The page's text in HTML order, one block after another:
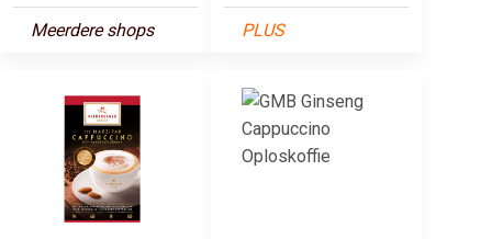
Meerdere shops PLUS